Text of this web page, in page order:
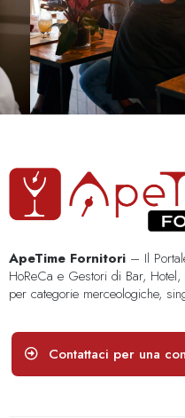
ApeTime Fornitori – Il
HoReCa e Gestori di Bar,
per categorie merceologiche,
Contattaci per una